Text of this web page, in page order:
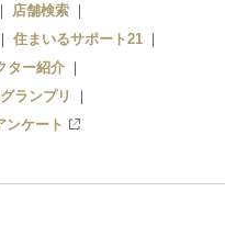
店舗検索
住まいるサポート21
ター紹介
ランプリ
ンケート